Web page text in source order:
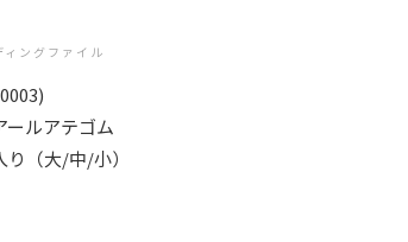
ィングファイル
ールアテゴム
り（大/中/小）